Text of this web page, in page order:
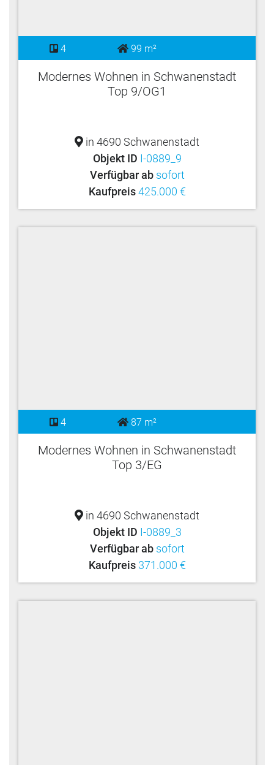
4 99 m²
Modernes Wohnen in Schwanenstadt
Top 9/OG1
in 4690 Schwanenstadt
Objekt ID I-0889_9
Verfügbar ab sofort
Kaufpreis 425.000 €
4 87 m²
Modernes Wohnen in Schwanenstadt
Top 3/EG
in 4690 Schwanenstadt
Objekt ID I-0889_3
Verfügbar ab sofort
Kaufpreis 371.000 €